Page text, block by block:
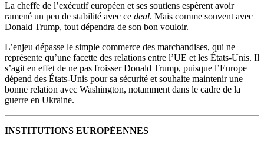
La cheffe de l’exécutif européen et ses soutiens espèrent avoir
ramené un peu de stabilité avec ce deal. Mais comme souvent avec
Donald Trump, tout dépendra de son bon vouloir.
L’enjeu dépasse le simple commerce des marchandises, qui ne
représente qu’une facette des relations entre l’UE et les États-Unis. Il
s’agit en effet de ne pas froisser Donald Trump, puisque l’Europe
dépend des États-Unis pour sa sécurité et souhaite maintenir une
bonne relation avec Washington, notamment dans le cadre de la
guerre en Ukraine.
INSTITUTIONS EUROPÉENNES